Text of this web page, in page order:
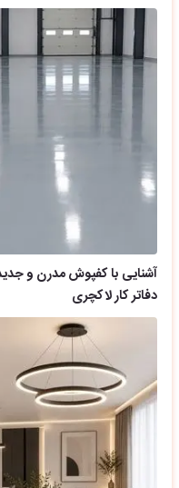
آشنایی با کفپوش مدرن و
دفاتر کار لاکچری